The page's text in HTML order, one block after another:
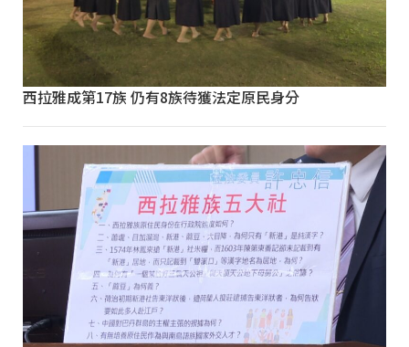
西拉雅成第17族 仍有8族待獲法定原民身分